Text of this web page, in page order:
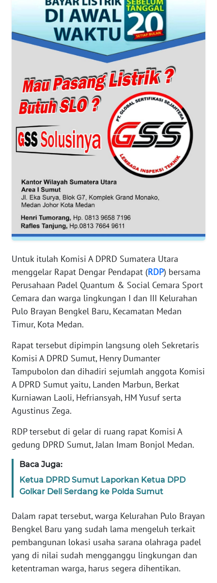
Untuk itulah Komisi A DPRD Sumatera Utara
menggelar Rapat Dengar Pendapat (RDP) bersama
Perusahaan Padel Quantum & Social Cemara Sport
Cemara dan warga lingkungan I dan III Kelurahan
Pulo Brayan Bengkel Baru, Kecamatan Medan
Timur, Kota Medan.
Rapat tersebut dipimpin langsung oleh Sekretaris
Komisi A DPRD Sumut, Henry Dumanter
Tampubolon dan dihadiri sejumlah anggota Komisi
A DPRD Sumut yaitu, Landen Marbun, Berkat
Kurniawan Laoli, Hefriansyah, HM Yusuf serta
Agustinus Zega.
RDP tersebut di gelar di ruang rapat Komisi A
gedung DPRD Sumut, Jalan Imam Bonjol Medan.
Baca Juga:
Ketua DPRD Sumut Laporkan Ketua DPD
Golkar Deli Serdang ke Polda Sumut
Dalam rapat tersebut, warga Kelurahan Pulo Brayan
Bengkel Baru yang sudah lama mengeluh terkait
pembangunan lokasi usaha sarana olahraga padel
yang di nilai sudah mengganggu lingkungan dan
ketentraman warga, harus segera dihentikan.
PAPUA
PAPUA
BARAT
WN
WN
WN
JAMBI
WN
SULTRA
WN
SULTENG
WN
WN
BABEL
WN
SUMBAR
WN
SUMSEL
BENGKULU
LAMPUNG
WN
JATENG